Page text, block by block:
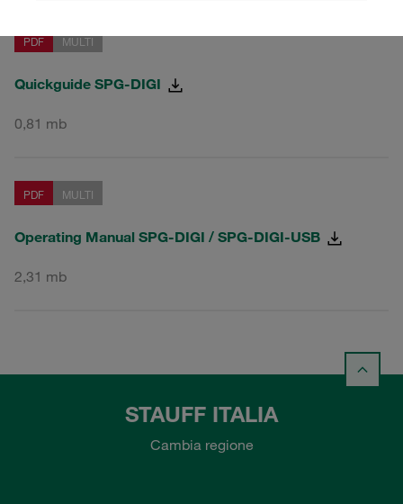
PDF MULTI
Quickguide SPG-DIGI
0,81 mb
PDF MULTI
Operating Manual SPG-DIGI / SPG-DIGI-USB
2,31 mb
STAUFF ITALIA
Cambia regione